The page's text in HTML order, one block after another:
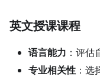
英文授课课程
语言能力 ：评
专业相关性 ：